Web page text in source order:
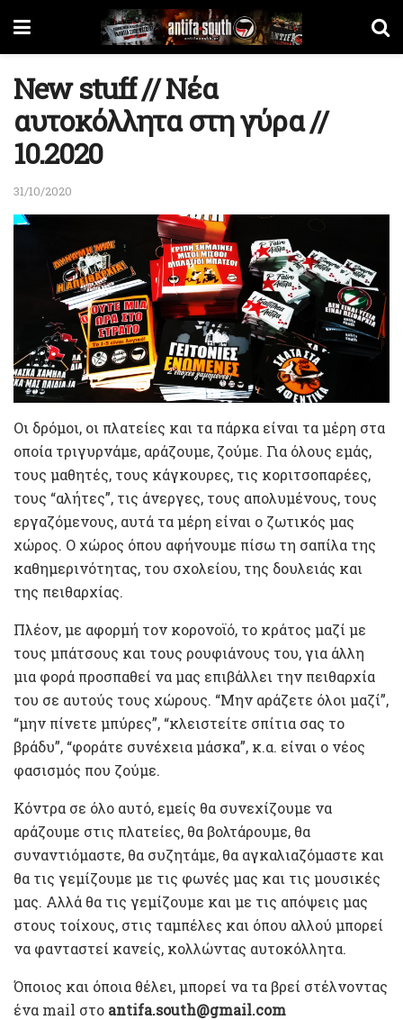
Νew stuff // Νέα
αυτοκόλλητα στη γύρα //
10.2020
31/10/2020
Οι δρόμοι, οι πλατείες και τα πάρκα είναι τα μέρη στα
οποία τριγυρνάμε, αράζουμε, ζούμε. Για όλους εμάς,
τους μαθητές, τους κάγκουρες, τις κοριτσοπαρέες,
τους “αλήτες”, τις άνεργες, τους απολυμένους, τους
εργαζόμενους, αυτά τα μέρη είναι ο ζωτικός μας
χώρος. Ο χώρος όπου αφήνουμε πίσω τη σαπίλα της
καθημερινότητας, του σχολείου, της δουλειάς και
της πειθαρχίας.
Πλέον, με αφορμή τον κορονοϊό, το κράτος μαζί με
τους μπάτσους και τους ρουφιάνους του, για άλλη
μια φορά προσπαθεί να μας επιβάλλει την πειθαρχία
του σε αυτούς τους χώρους. “Μην αράζετε όλοι μαζί”,
“μην πίνετε μπύρες”, “κλειστείτε σπίτια σας το
βράδυ”, “φοράτε συνέχεια μάσκα”, κ.α. είναι ο νέος
φασισμός που ζούμε.
Κόντρα σε όλο αυτό, εμείς θα συνεχίζουμε να
αράζουμε στις πλατείες, θα βολτάρουμε, θα
συναντιόμαστε, θα συζητάμε, θα αγκαλιαζόμαστε και
θα τις γεμίζουμε με τις φωνές μας και τις μουσικές
μας. Αλλά θα τις γεμίζουμε και με τις απόψεις μας
στους τοίχους, στις ταμπέλες και όπου αλλού μπορεί
να φανταστεί κανείς, κολλώντας αυτοκόλλητα.
Όποιος και όποια θέλει, μπορεί να τα βρεί στέλνoντας
ένα mail στο antifa.south@gmail.com